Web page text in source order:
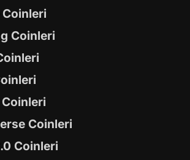
Coinleri
Coinleri
Coinleri
Coinleri